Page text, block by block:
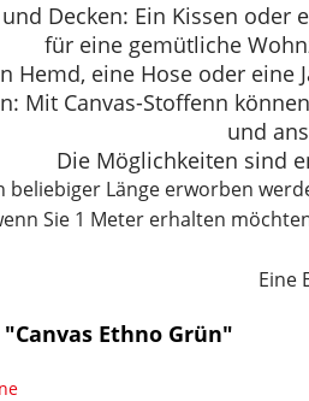
Decken: Ein Kissen oder
für eine gemütliche
Hemd, eine Hose oder eine
Mit Canvas-Stoffenn
und
Die Möglichkeiten sind
beliebiger Länge erworben
Sie 1 Meter erhalten
Eine
Ethno Grün"